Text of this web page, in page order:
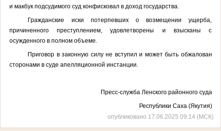
и макбук подсудимого суд конфисковал в доход государства.
Гражданские иски потерпевших о возмещении ущерба,
причиненного преступлением, удовлетворены и взысканы с
осужденного в полном объеме.
Приговор в законную силу не вступил и может быть обжалован
сторонами в суде апелляционной инстанции.
Пресс-служба Ленского районного суда
Республики Саха (Якутия)
опубликовано 17.06.2025 09:14 (МСК)